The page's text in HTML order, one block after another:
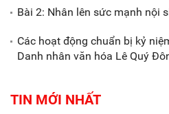
Bài 2: Nhân lên sức mạnh nội
Các hoạt động chuẩn bị kỷ
Danh nhân văn hóa Lê Quý
TIN MỚI NHẤT